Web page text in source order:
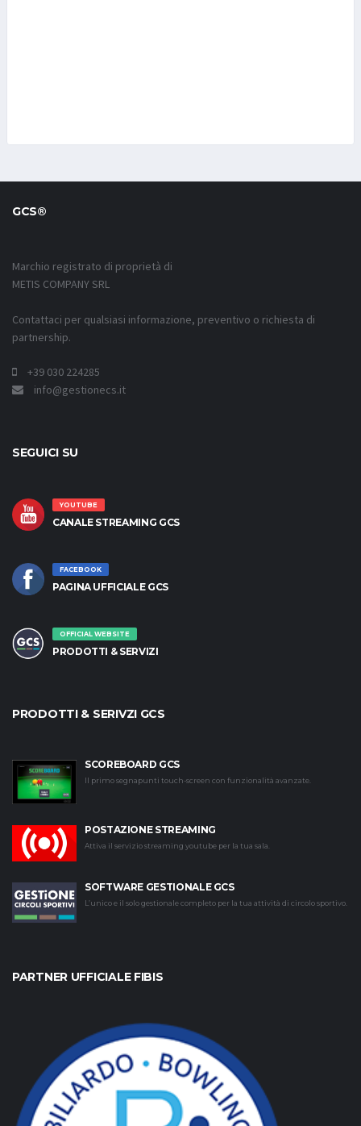
GCS®
Marchio registrato di proprietà di
METIS COMPANY SRL
Contattaci per qualsiasi informazione, preventivo o richiesta di
partnership.
+39 030 224285
info@gestionecs.it
SEGUICI SU
YOUTUBE
CANALE STREAMING GCS
FACEBOOK
PAGINA UFFICIALE GCS
OFFICIAL WEBSITE
PRODOTTI & SERVIZI
PRODOTTI & SERIVZI GCS
SCOREBOARD GCS
Il primo segnapunti touch-screen con funzionalità avanzate.
POSTAZIONE STREAMING
Attiva il servizio streaming youtube per la tua sala.
SOFTWARE GESTIONALE GCS
L’unico e il solo gestionale completo per la tua attività di circolo sportivo.
PARTNER UFFICIALE FIBIS